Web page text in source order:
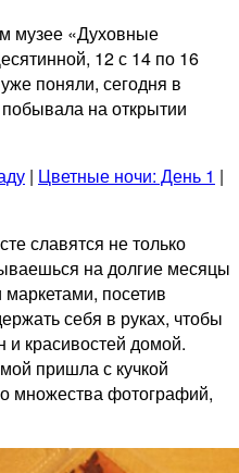
музее «Духовные
12 с 14 по 16
поняли, сегодня в
на открытии
| Цветные ночи: День 1 |
славятся не только
на долгие месяцы
посетив
себя в руках, чтобы
и красивостей домой.
пришла с кучкой
множества фотографий,